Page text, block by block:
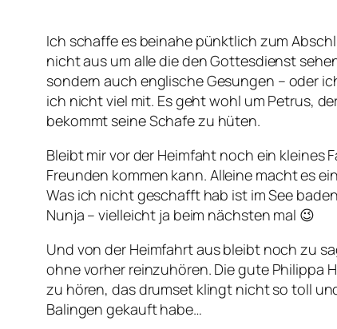
Ich schaffe es beinahe pünktlich zum
nicht aus um alle die den Gottesdienst
sondern auch englische Gesungen – oder
ich nicht viel mit. Es geht wohl um Petrus,
bekommt seine Schafe zu hüten.
Bleibt mir vor der Heimfaht noch ein kleines
Freunden kommen kann. Alleine macht es
Was ich nicht geschafft hab ist im See
Nunja – vielleicht ja beim nächsten mal 😉
Und von der Heimfahrt aus bleibt noch zu
ohne vorher reinzuhören. Die gute Philippa
zu hören, das drumset klingt nicht so toll
Balingen gekauft habe…